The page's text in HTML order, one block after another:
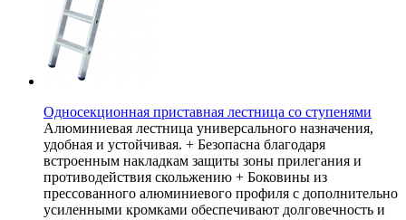
Односекционная приставная лестница со ступенями
Алюминиевая лестница универсального назначения,
удобная и устойчивая. + Безопасна благодаря
встроенным накладкам защиты зоны прилегания и
противодействия скольжению + Боковины из
прессованного алюминиевого профиля с дополнительно
усиленными кромками обеспечивают долговечность и